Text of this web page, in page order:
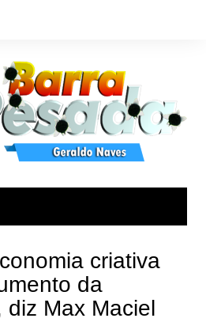
criativa
da
diz Max Maciel